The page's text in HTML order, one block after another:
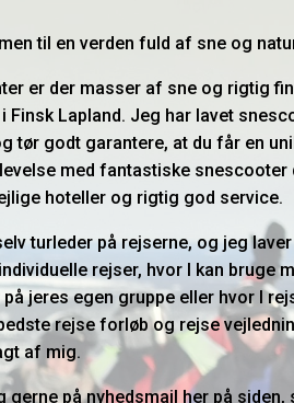
til en verden fuld af sne og
er der masser af sne og rigtig
Finsk Lapland. Jeg har lavet
tør godt garantere, at du får en
med fantastiske snescooter
hoteller og rigtig god service.
turleder på rejserne, og jeg
rejser, hvor I kan bruge
jeres egen gruppe eller hvor I
rejse forløb og rejse
af mig.
gerne på nyhedsmail her på siden,